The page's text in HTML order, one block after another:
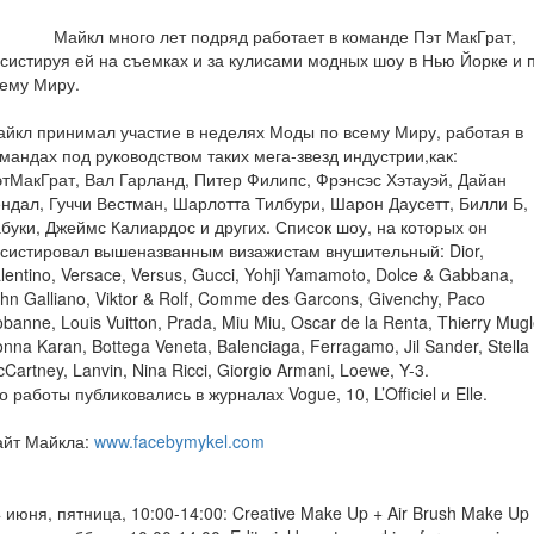
много лет подряд работает в команде Пэт МакГрат,
ей на съемках и за кулисами модных шоу в Нью Йорке и
Миру.
принимал участие в неделях Моды по всему Миру, работая в
под руководством таких мега-звезд индустрии,как:
Вал Гарланд, Питер Филипс, Фрэнсэс Хэтауэй, Дайан
Гуччи Вестман, Шарлотта Тилбури, Шарон Даусетт, Билли Б,
Джеймс Калиардос и других. Список шоу, на которых он
вышеназванным визажистам внушительный: Dior,
Versace, Versus, Gucci, Yohji Yamamoto, Dolce & Gabbana,
Galliano, Viktor & Rolf, Comme des Garcons, Givenchy, Paco
Louis Vuitton, Prada, Miu Miu, Oscar de la Renta, Thierry
Karan, Bottega Veneta, Balenciaga, Ferragamo, Jil Sander, Stella
Lanvin, Nina Ricci, Giorgio Armani, Loewe, Y-3.
работы публиковались в журналах Vogue, 10, L’Officiel и Elle.
Майкла: www.facebymykel.com
июня, пятница, 10:00-14:00: Creative Make Up + Air Brush Make Up